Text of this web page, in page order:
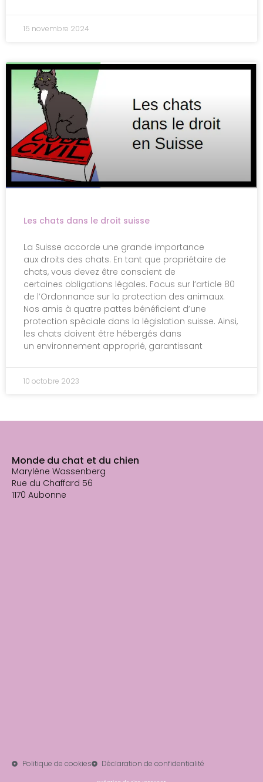
15 novembre 2024
Les chats dans le droit suisse
La Suisse accorde une grande importance
aux droits des chats. En tant que propriétaire de
chats, vous devez être conscient de
certaines obligations légales. Focus sur l’article 80
de l’Ordonnance sur la protection des animaux.
Nos amis à quatre pattes bénéficient d’une
protection spéciale dans la législation suisse. Ainsi,
les chats doivent être hébergés dans
un environnement approprié, garantissant
10 octobre 2023
Monde du chat et du chien
Marylène Wassenberg
Rue du Chaffard 56
1170 Aubonne
Politique de cookies Déclaration de confidentialité